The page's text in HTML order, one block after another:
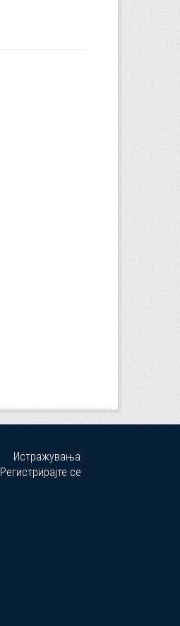
Истражувања
Регистрирајте се